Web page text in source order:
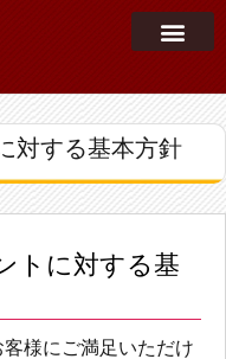
対する基本方針
トに対する基
様にご満足いただけ